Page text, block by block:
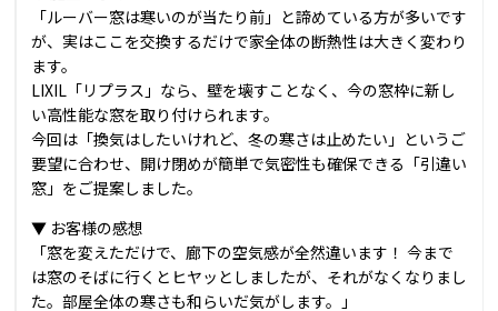
「ルーバー窓は寒いのが当たり前」と諦めている方が多いです
が、実はここを交換するだけで家全体の断熱性は大きく変わり
ます。
LIXIL「リプラス」なら、壁を壊すことなく、今の窓枠に新し
い高性能な窓を取り付けられます。
今回は「換気はしたいけれど、冬の寒さは止めたい」というご
要望に合わせ、開け閉めが簡単で気密性も確保できる「引違い
窓」をご提案しました。
▼ お客様の感想
「窓を変えただけで、廊下の空気感が全然違います！ 今まで
は窓のそばに行くとヒヤッとしましたが、それがなくなりまし
た。部屋全体の寒さも和らいだ気がします。」